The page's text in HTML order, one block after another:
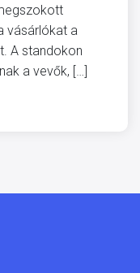
vásárlókat a
A standokon
a vevők, […]